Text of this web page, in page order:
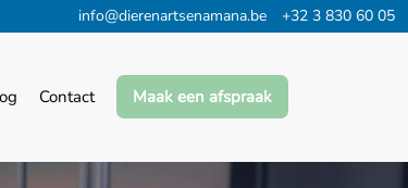
info@dierenartsenamana.be +32 3 830 60 05
Contact Maak een afspraak